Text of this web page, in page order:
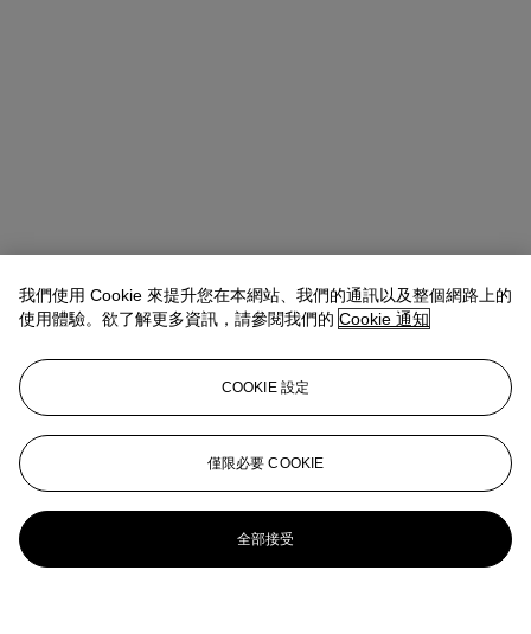
我們使用 Cookie 來提升您在本網站、我們的通訊以及整個網路上的
使用體驗。欲了解更多資訊，請參閱我們的 Cookie 通知
COOKIE 設定
僅限必要 COOKIE
全部接受